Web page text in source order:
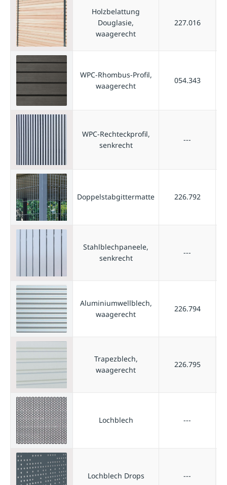
Holzbelattung
Douglasie,
waagerecht
227.016
WPC-Rhombus-Profil,
waagerecht
054.343
WPC-Rechteckprofil,
senkrecht
---
Doppelstabgittermatte 226.792
Stahlblechpaneele,
senkrecht
---
Aluminiumwellblech,
waagerecht
226.794
Trapezblech,
waagerecht
226.795
Lochblech ---
Lochblech Drops ---